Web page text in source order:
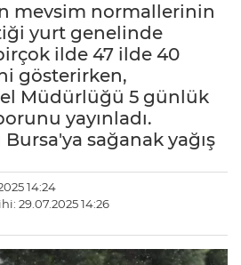
mevsim normallerinin
yurt genelinde
ilde 47 ilde 40
gösterirken,
Müdürlüğü 5 günlük
yayınladı.
sağanak yağış
14:24
29.07.2025 14:26